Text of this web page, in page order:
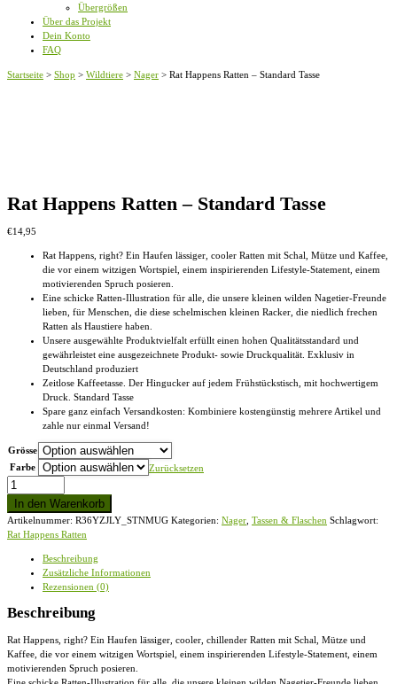
Übergrößen
Über das Projekt
Dein Konto
FAQ
Startseite > Shop > Wildtiere > Nager > Rat Happens Ratten – Standard Tasse
Rat Happens Ratten – Standard Tasse
€14,95
Rat Happens, right? Ein Haufen lässiger, cooler Ratten mit Schal, Mütze und Kaffee,
die vor einem witzigen Wortspiel, einem inspirierenden Lifestyle-Statement, einem
motivierenden Spruch posieren.
Eine schicke Ratten-Illustration für alle, die unsere kleinen wilden Nagetier-Freunde
lieben, für Menschen, die diese schelmischen kleinen Racker, die niedlich frechen
Ratten als Haustiere haben.
Unsere ausgewählte Produktvielfalt erfüllt einen hohen Qualitätsstandard und
gewährleistet eine ausgezeichnete Produkt- sowie Druckqualität. Exklusiv in
Deutschland produziert
Zeitlose Kaffeetasse. Der Hingucker auf jedem Frühstückstisch, mit hochwertigem
Druck. Standard Tasse
Spare ganz einfach Versandkosten: Kombiniere kostengünstig mehrere Artikel und
zahle nur einmal Versand!
Grösse
Farbe
Zurücksetzen
Rat
Happens
Ratten
-
Standard
In den Warenkorb
Artikelnummer: R36YZJLY_STNMUG Kategorien: Nager Tassen & Flaschen Schlagwort:
Rat Happens Ratten
Beschreibung
Zusätzliche Informationen
Rezensionen (0)
Beschreibung
Rat Happens, right? Ein Haufen lässiger, cooler, chillender Ratten mit Schal, Mütze und
Kaffee, die vor einem witzigen Wortspiel, einem inspirierenden Lifestyle-Statement, einem
motivierenden Spruch posieren.